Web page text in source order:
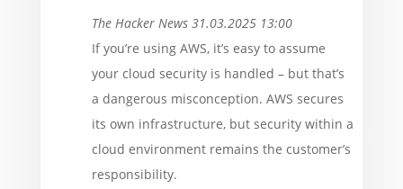
The Hacker News 31.03.2025 13:00
If you’re using AWS, it’s easy to assume
your cloud security is handled – but that’s
a dangerous misconception. AWS secures
its own infrastructure, but security within a
cloud environment remains the customer’s
responsibility.